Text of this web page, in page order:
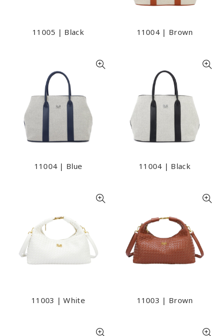
11005 | Black 11004 | Brown
11004 | Blue 11004 | Black
11003 | White 11003 | Brown